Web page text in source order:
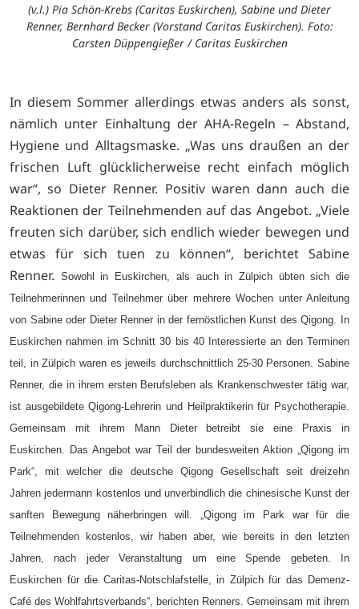
(v.l.) Pia Schön-Krebs (Caritas Euskirchen), Sabine und Dieter
Renner, Bernhard Becker (Vorstand Caritas Euskirchen). Foto:
Carsten Düppengießer / Caritas Euskirchen
In diesem Sommer allerdings etwas anders als sonst,
nämlich unter Einhaltung der AHA-Regeln – Abstand,
Hygiene und Alltagsmaske. „Was uns draußen an der
frischen Luft glücklicherweise recht einfach möglich
war“, so Dieter Renner. Positiv waren dann auch die
Reaktionen der Teilnehmenden auf das Angebot. „Viele
freuten sich darüber, sich endlich wieder bewegen und
etwas für sich tuen zu können“, berichtet Sabine
Renner. Sowohl in Euskirchen, als auch in Zülpich übten sich die
Teilnehmerinnen und Teilnehmer über mehrere Wochen unter Anleitung
von Sabine oder Dieter Renner in der fernöstlichen Kunst des Qigong. In
Euskirchen nahmen im Schnitt 30 bis 40 Interessierte an den Terminen
teil, in Zülpich waren es jeweils durchschnittlich 25-30 Personen. Sabine
Renner, die in ihrem ersten Berufsleben als Krankenschwester tätig war,
ist ausgebildete Qigong-Lehrerin und Heilpraktikerin für Psychotherapie.
Gemeinsam mit ihrem Mann Dieter betreibt sie eine Praxis in
Euskirchen.
Das Angebot war Teil der bundesweiten Aktion „Qigong im
Park“, mit welcher die deutsche Qigong Gesellschaft seit dreizehn
Jahren jedermann kostenlos und unverbindlich die chinesische Kunst der
sanften Bewegung näherbringen will.
„Qigong im Park war für die
Teilnehmenden kostenlos, wir haben aber, wie bereits in den letzten
Jahren, nach jeder Veranstaltung um eine Spende gebeten. In
Euskirchen für die Caritas-Notschlafstelle, in Zülpich für das Demenz-
Café des Wohlfahrtsverbands“, berichten Renners. Gemeinsam mit ihrem